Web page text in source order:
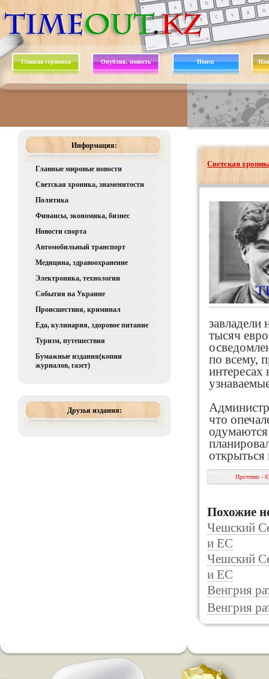
Главная страница Опублик. новость Поиск
Информация:
Главные мировые новости
Светская хроника, знаменитости
Политика
Финансы, экономика, бизнес
Новости спорта
Автомобильный транспорт
Медицина, здравоохранение
Электроника, технологии
События на Украине
Происшествия, криминал
Еда, кулинария, здоровое питание
Туризм, путешествия
Бумажные издания(копии
журналов, газет)
Друзья издания:
Светская
завладели
тысяч
по всему,
интересах
что
Прочтено -
Похожие
Чешский
и ЕС
Чешский
и ЕС
Венгрия
Венгрия